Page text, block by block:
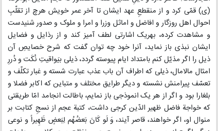
(ی) قمّی کرد و از منقطعِ عهد ایشان تا آخر عمر خویش هرچ از تقلّبِ
احوال اهل روزگار و افاضل و اماثل وزرا و امرا و ملوک و صدور شنیدست
و مشاهدت کرده، بهریک اشارتی لطف آمیز کند و از رذایل و فضایل
ایشان نبذی باز نماید، آنرا خود چه توان گفت که شرح خصایصِ آن
ذیل را اگر مذیّل کنم بامتداد ایام پیوسته گردد، ذیلی بیَواقیتِ نُکَت و دُررِ
امثال مالامال، ذیلی که اطراف آن باب عذب عبارت شسته و غبار تکلّف و
تعسّف پیرامنش نشسته و دیگر طرایق مختلف و متباین که اکابر فضلا و
بلغارا بود و اگر از هر یک انموذجی باز نمایم، باطالت انجامد امّا طریقتی
که خواجة فاضل ظهیر الدّین کرجی داشت، کتبة عجم از نسجِ کتابت بر
منوال او، اگر خواهند، قاصر آیند، وَ لَو کَانَ بَعضُهُم لِبَعضٍ ظَهِیراً و نوعی